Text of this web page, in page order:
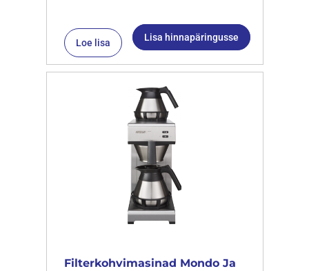
Loe lisa Lisa hinnapäringusse
Filterkohvimasinad Mondo Ja